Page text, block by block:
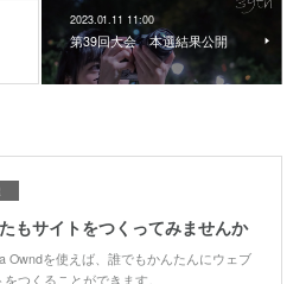
2023.01.11 11:00
第39回大会 本選結果公開
もサイトをつくってみませんか
Owndを使えば、誰でもかんたんにウェブ
つくることができます。